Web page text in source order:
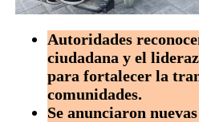
Autoridades
ciudadana y el
para fortalecer la
comunidades.
Se anunciaron